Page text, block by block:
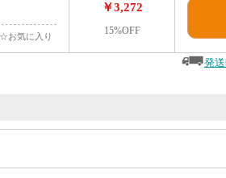
☆お気に入り
￥3,272
15%OFF
発